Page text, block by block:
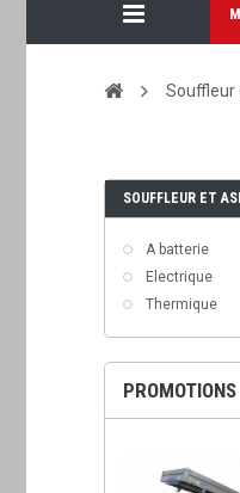
Souffleur
SOUFFLEUR ET
A batterie
Electrique
Thermique
PROMOTIONS